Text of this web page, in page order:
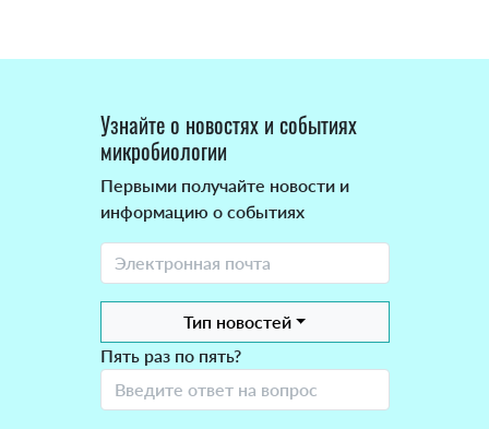
Узнайте о новостях и событиях
микробиологии
Первыми получайте новости и
информацию о событиях
Тип новостей
Пять раз по пять?